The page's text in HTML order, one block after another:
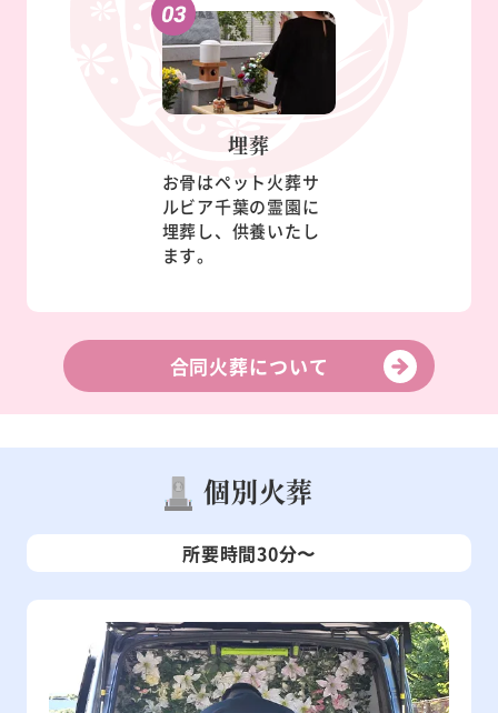
埋葬
お骨はペット火葬サ
ルビア千葉の霊園に
埋葬し、供養いたし
ます。
合同火葬について
個別火葬
所要時間30分〜